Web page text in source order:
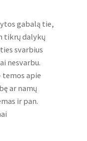
gabalą tie,
tikrų dalykų
svarbius
nesvarbu.
temos apie
ar namų
ir pan.